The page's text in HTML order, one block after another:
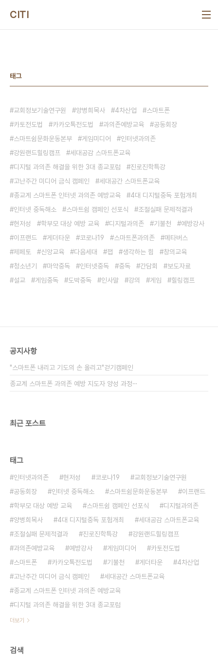
CITI
태그
교회정보기술연구원 양병희목사 4차산업
스마트폰
카토전도법
카카오톡전도법 과의존예방교육
공동회장
스마트쉼문화운동본부
게임미디어
인터넷과의존
강원랜드힐링캠프
세대공감 스마트폰교육
디지털 과의존 해결을 위한 3대 종교포럼
진로진학특강
고난주간 미디어 금식 캠페인
세대공간 스마트폰교육
종교계 스마트폰 인터넷 과의존 예방교육
4대 디지털중독 포험개최
인터넷 중독해소
스마트쉼 캠페인 선포식
조절실패 문제적결과
현저성
학부모 대상 예방 교육 디지털과의존 기불천
예방강사
이프랜드
게더타운 코로나19 스마트폰과의존
메타버스
제페토
신앙교육 다음세대 잽 생각하는 힘
창의교육
청소년기
마약중독 인터넷중독 중독 간담회
보도자료
설교
게임중독 도박중독 인사말 강의 게임 힐링캠프
공지사항
"스마트폰 내리고 기도의 손 올리고"걷기캠페인
종교계 스마트폰 과의존 예방 지도자 양성 과정⋯
최근 포스트
태그
인터넷과의존 현저성 코로나19
교회정보기술연구원
공동회장
인터넷 중독해소 스마트쉼문화운동본부
이프랜드
학부모 대상 예방 교육
스마트쉼 캠페인 선포식
디지털과의존
양병희목사
4대 디지털중독 포험개최
세대공감 스마트폰교육
조절실패 문제적결과
진로진학특강
강원랜드힐링캠프
과의존예방교육
예방강사 게임미디어
카토전도법
스마트폰
카카오톡전도법 기불천 게더타운
4차산업
고난주간 미디어 금식 캠페인
세대공간 스마트폰교육
종교계 스마트폰 인터넷 과의존 예방교육
디지털 과의존 해결을 위한 3대 종교포럼
더보기
검색